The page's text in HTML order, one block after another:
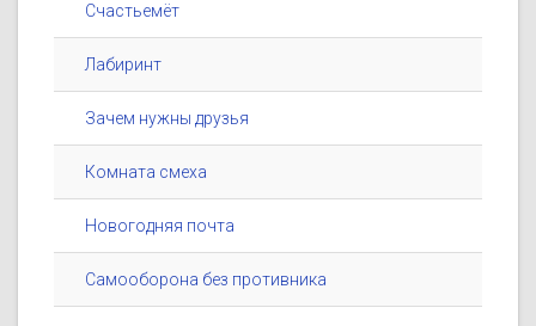
Счастьемёт
Лабиринт
Зачем нужны друзья
Комната смеха
Новогодняя почта
Самооборона без противника